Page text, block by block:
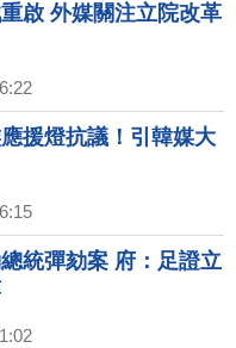
啟 外媒關注立院改革
援燈抗議！引韓媒大
統彈劾案 府：足證立